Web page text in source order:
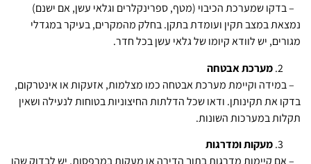
– בדקו שמערכת הכיבוי (מטף, ספרינקלרים וגלאי עשן, אם ישנם)
נמצאת במצב תקין ועומדת בתקן. בחלק מהמקרים, בעיקר במגדלי
מגורים, יש לוודא קיומו של גלאי עשן בכל חדר.
מערכת אבטחה
– במידה וקיימת מערכת אבטחה כמו מצלמות, אזעקות או אינטרקום,
בדקו את תקינותן. ודאו שכל הדלתות החיצוניות בטוחות לנעילה ושאין
תקלות במערכות השונות.
מעקות ומדרגות
– אם קיימות מדרגות בתוך הדירה או מעקות במרפסות, יש לבדוק שהן